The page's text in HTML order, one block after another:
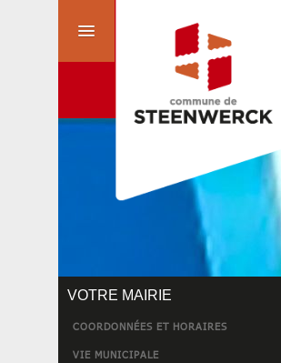
VOTRE MAIRIE
COORDONNÉES ET HORAIRES
VIE MUNICIPALE